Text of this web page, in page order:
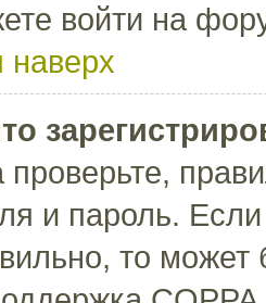
войти на
наверх
и пароль.
то